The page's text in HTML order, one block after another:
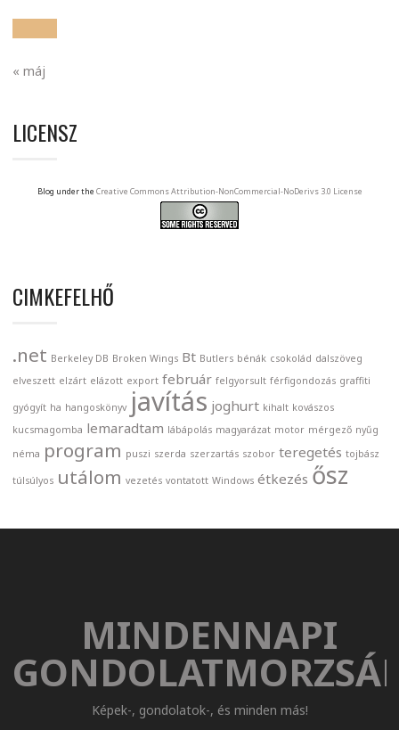
« máj
LICENSZ
Blog under the Creative Commons Attribution-NonCommercial-NoDerivs 3.0 License
CIMKEFELHŐ
.net Berkeley DB Broken Wings Bt Butlers bénák csokolád dalszöveg
elveszett elzárt elázott export február felgyorsult férfigondozás graffiti
gyógyít ha hangoskönyv javítás joghurt kihalt kovászos
kucsmagomba lemaradtam lábápolás magyarázat motor mérgező nyűg
néma program puszi szerda szerzartás szobor teregetés tojbász
túlsúlyos utálom vezetés vontatott Windows étkezés ősz
MINDENNAPI
Képek-, gondolatok-, és minden más!